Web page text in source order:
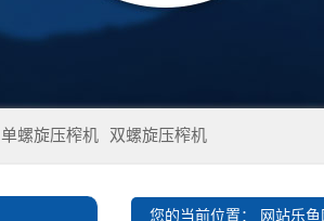
单螺旋压榨机 双螺旋压榨机
您的当前位置： 网站乐